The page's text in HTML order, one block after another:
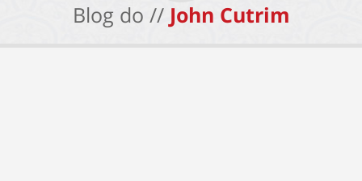
Blog do // John Cutrim